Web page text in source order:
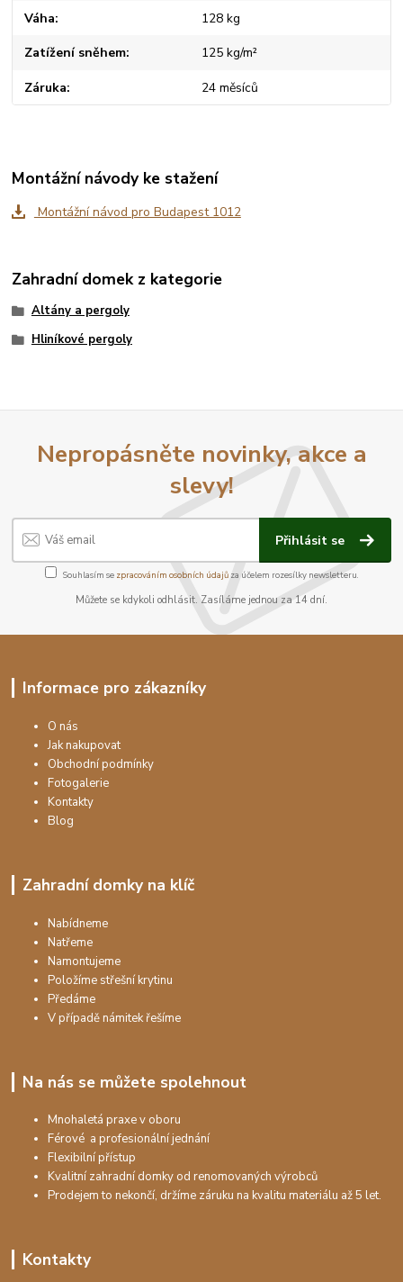
Váha 128 kg
Zatížení sněhem 125 kg/m²
Záruka 24 měsíců
Montážní návody ke stažení
Montážní návod pro Budapest 1012
Zahradní domek z kategorie
Altány a pergoly
Hliníkové pergoly
Nepropásněte novinky, akce a
slevy!
Přihlásit se
Souhlasím se zpracováním osobních údajůza účelem rozesílky newsletteru.
Můžete se kdykoli odhlásit. Zasíláme jednou za 14 dní.
Informace pro zákazníky
O nás
Jak nakupovat
Obchodní podmínky
Fotogalerie
Kontakty
Blog
Zahradní domky na klíč
Nabídneme
Natřeme
Namontujeme
Položíme střešní krytinu
Předáme
V případě námitek řešíme
Na nás se můžete spolehnout
Mnohaletá praxe v oboru
Férové a profesionální jednání
Flexibilní přístup
Kvalitní zahradní domky od renomovaných výrobců
Prodejem to nekončí, držíme záruku na kvalitu materiálu až 5 let.
Kontakty